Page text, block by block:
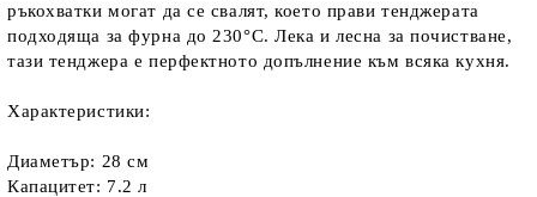
ръкохватки могат да се свалят, което прави тенджерата
подходяща за фурна до 230°C. Лека и лесна за почистване,
тази тенджера е перфектното допълнение към всяка кухня.
Характеристики:
Диаметър: 28 см
Капацитет: 7.2 л